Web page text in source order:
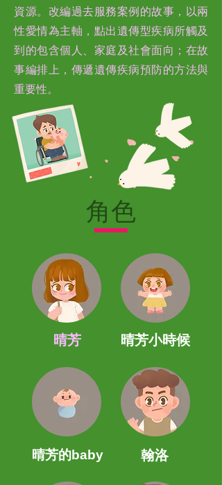
資源。改編過去服務案例的故事，以兩
性愛情為主軸，點出遺傳型疾病所觸及
到的包含個人、家庭及社會面向；在故
事編排上，傳遞遺傳疾病預防的方法與
重要性。
角色
晴芳 晴芳小時候
晴芳的baby 翰洛